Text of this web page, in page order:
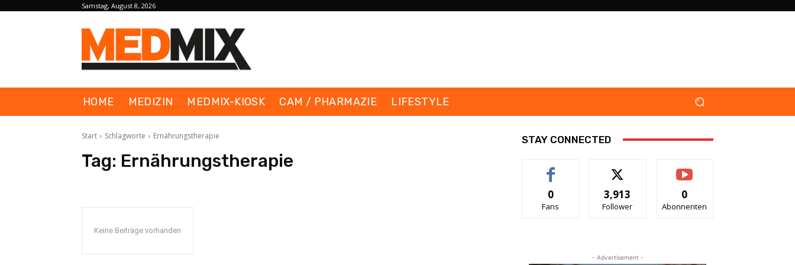
Samstag, August 8, 2026
HOME MEDIZIN MEDMIX-KIOSK CAM / PHARMAZIE LIFESTYLE
Start Schlagworte Ernährungstherapie
Tag: Ernährungstherapie
Keine Beiträge vorhanden
STAY CONNECTED
0
Fans
3,913
Follower
0
Abonnenten
- Advertisement -